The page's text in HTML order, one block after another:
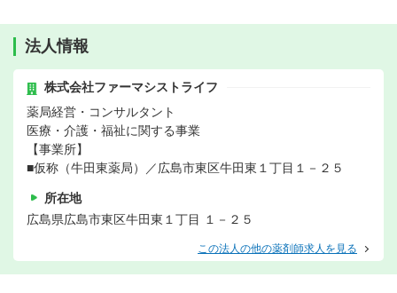
法人情報
株式会社ファーマシストライフ
薬局経営・コンサルタント
医療・介護・福祉に関する事業
【事業所】
■仮称（牛田東薬局）／広島市東区牛田東１丁目１－２５
所在地
広島県広島市東区牛田東１丁目 １－２５
この法人の他の薬剤師求人を見る